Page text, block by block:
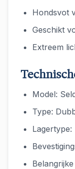
Hondsvot
Geschikt
Extreem
Model:
Type:
Lagertype: